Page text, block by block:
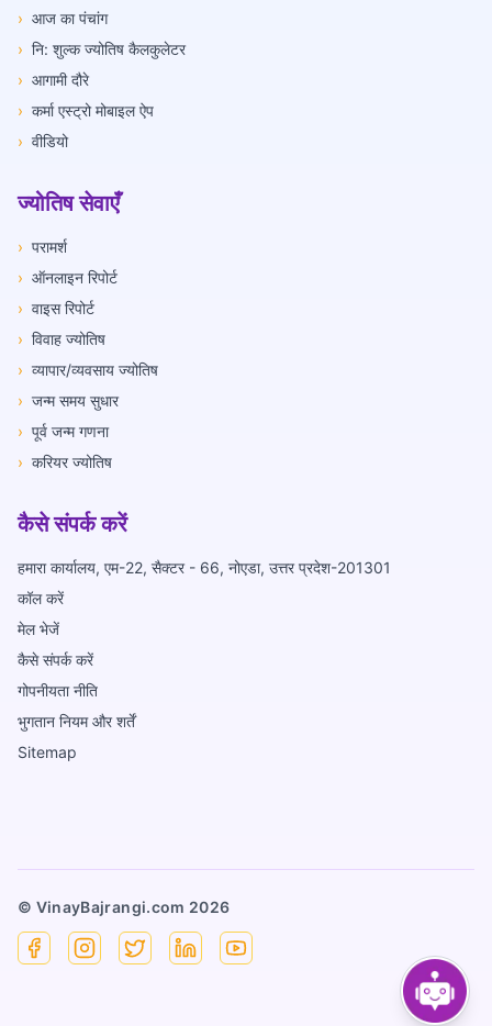
› आज का पंचांग
› नि: शुल्क ज्योतिष कैलकुलेटर
› आगामी दौरे
› कर्मा एस्ट्रो मोबाइल ऐप
› वीडियो
ज्योतिष सेवाएँ
› परामर्श
› ऑनलाइन रिपोर्ट
› वाइस रिपोर्ट
› विवाह ज्योतिष
› व्यापार/व्यवसाय ज्योतिष
› जन्म समय सुधार
› पूर्व जन्म गणना
› करियर ज्योतिष
कैसे संपर्क करें
हमारा कार्यालय, एम-22, सैक्टर - 66, नोएडा, उत्तर प्रदेश-201301
कॉल करें
मेल भेजें
कैसे संपर्क करें
गोपनीयता नीति
भुगतान नियम और शर्तें
Sitemap
© VinayBajrangi.com 2026
FacebookInstagram
X LinkedinYouTube